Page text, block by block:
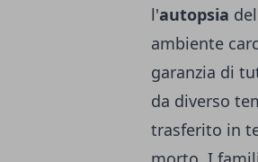
l'autopsia
ambiente
garanzia di
da diverso
trasferito in